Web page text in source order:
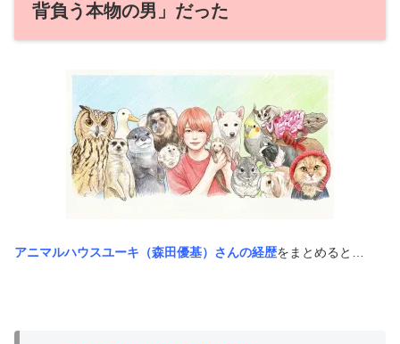
背負う本物の男」だった
アニマルハウスユーキ（森田優基）さんの経歴をまとめると…